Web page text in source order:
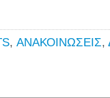
, ΑΝΑΚΟΙΝΩΣΕΙΣ,